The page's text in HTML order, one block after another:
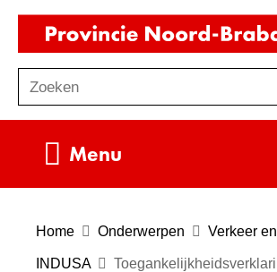
Ga
de
inhoud
o
e
Zoeken
Menu
Home Onderwerpen Verkeer
INDUSA